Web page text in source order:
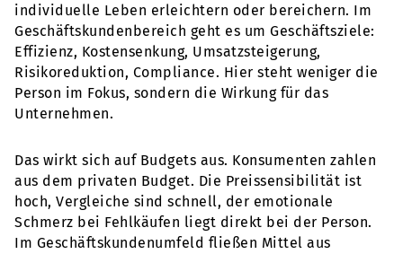
individuelle Leben erleichtern oder bereichern. Im
Geschäftskundenbereich geht es um Geschäftsziele:
Effizienz, Kostensenkung, Umsatzsteigerung,
Risikoreduktion, Compliance. Hier steht weniger die
Person im Fokus, sondern die Wirkung für das
Unternehmen.
Das wirkt sich auf Budgets aus. Konsumenten zahlen
aus dem privaten Budget. Die Preissensibilität ist
hoch, Vergleiche sind schnell, der emotionale
Schmerz bei Fehlkäufen liegt direkt bei der Person.
Im Geschäftskundenumfeld fließen Mittel aus